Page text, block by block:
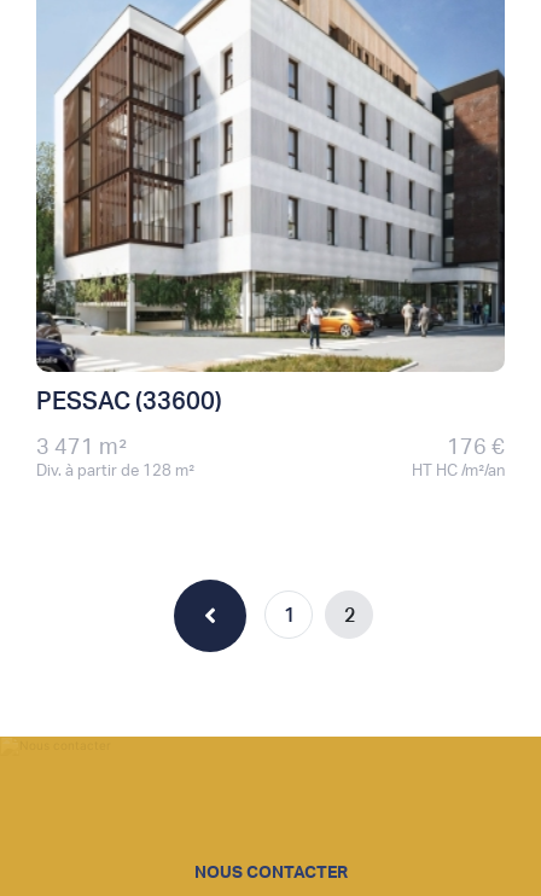
PESSAC (33600)
3 471 m²
Div. à partir de 128 m²
176 €
HT HC /m²/an
1 2
NOUS CONTACTER